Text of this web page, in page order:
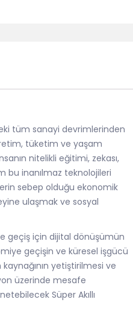
tüm sanayi devrimlerinden
tüketim ve yaşam
nitelikli eğitimi, zekası,
bu inanılmaz teknolojileri
sebep olduğu ekonomik
ulaşmak ve sosyal
geçiş için dijital dönüşümün
geçişin ve küresel işgücü
yetiştirilmesi ve
üzerinde mesafe
Süper Akıllı